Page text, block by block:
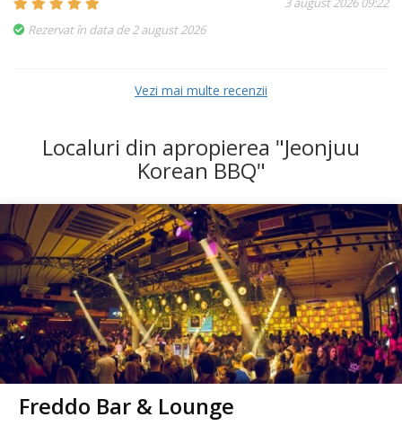
Rezervat în data de 2 august 2026
Vezi mai multe recenzii
Localuri din apropierea "Jeonjuu
Korean BBQ"
Freddo Bar & Lounge